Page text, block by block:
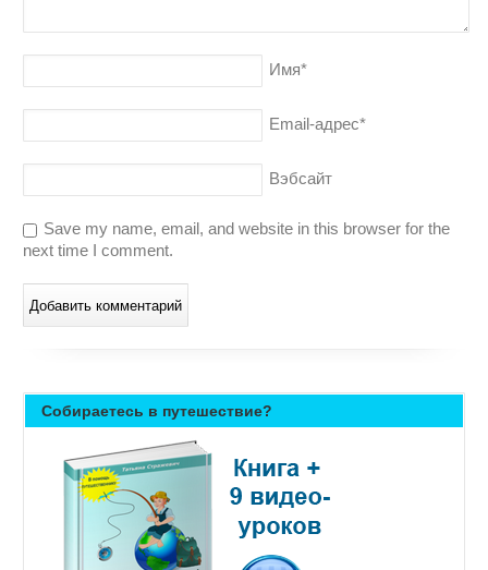
Имя*
Email-адрес*
Вэбсайт
Save my name, email, and website in this browser for the
next time I comment.
Собираетесь в путешествие?